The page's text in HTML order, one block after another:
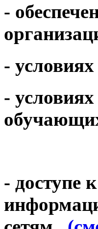
-
-
-
- доступе